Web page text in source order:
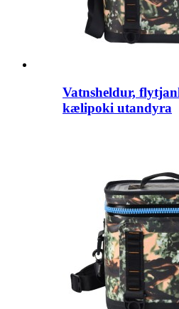
Vatnsheldur,
kælipoki utandyra